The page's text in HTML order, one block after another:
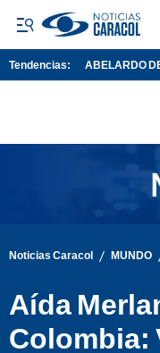
Tendencias: ABELARDO
Noticias Caracol / MUNDO
Aída
Colombia: